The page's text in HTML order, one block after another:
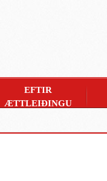
EFTIR
ÆTTLEIÐINGU